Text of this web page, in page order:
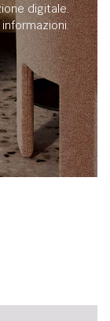
digitale.